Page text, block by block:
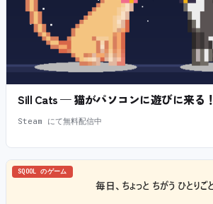
Sill Cats — 猫がパソコンに遊びに来る！
Steam にて無料配信中
SQOOL のゲーム